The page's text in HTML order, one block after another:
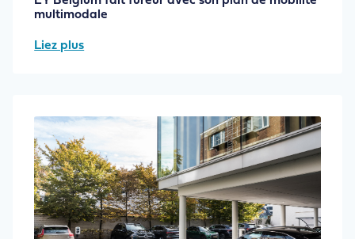
multimodale
Liez plus